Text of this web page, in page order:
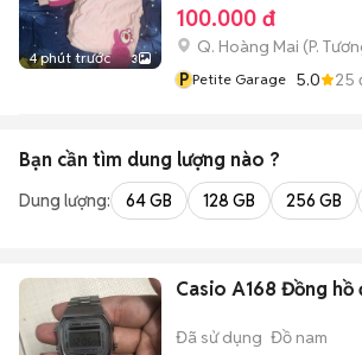
4 phút trước 3
100.000 đ
Q. Hoàng Mai (P.
P Petite Garage 5.0 25
Bạn cần tìm dung lượng nào ?
Dung lượng: 64 GB 128 GB 256 GB
Casio A168 Đồng
Đã sử dụng Đồ nam